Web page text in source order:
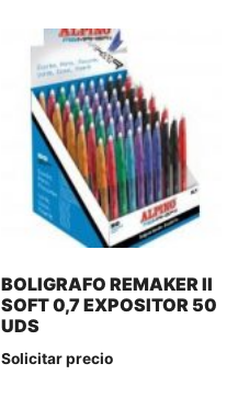
BOLIGRAFO REMAKER II
SOFT 0,7 EXPOSITOR 50
UDS
Solicitar precio